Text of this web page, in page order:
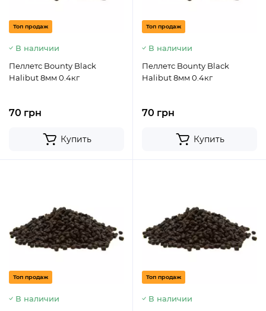
Топ продаж
В наличии
Пеллетс Bounty Black
Halibut 8мм 0.4кг
70 грн
Купить
Топ продаж
В наличии
Пеллетс Bounty Black
Halibut 8мм 0.4кг
70 грн
Купить
Топ продаж
В наличии
Топ продаж
В наличии